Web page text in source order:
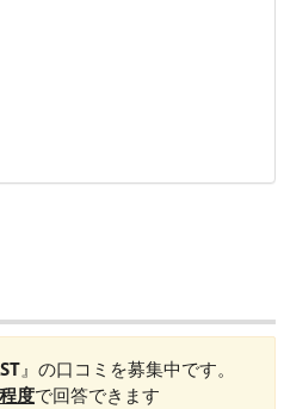
』の口コミを募集中です。
度で回答できます